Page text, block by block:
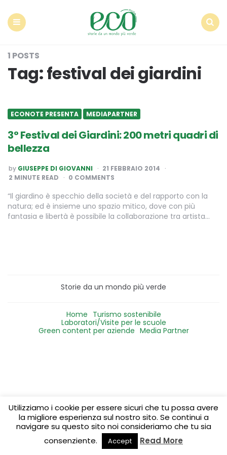
1 POSTS
Tag:festival dei giardini
ECONOTE PRESENTA MEDIAPARTNER
3° Festival dei Giardini: 200 metri quadri di
bellezza
POSTED
BY
by GIUSEPPE DI GIOVANNI
21 FEBBRAIO 2014
2 MINUTE READ 0 COMMENTS
“Il giardino è specchio della società e del rapporto con la
natura; ed è insieme uno spazio mitico, dove con più
fantasia e libertà è possibile la collaborazione tra artista…
Storie da un mondo più verde
Home Turismo sostenibile
Laboratori/Visite per le scuole
Green content per aziende Media Partner
Utilizziamo i cookie per essere sicuri che tu possa avere
la migliore esperienza sul nostro sito. Se continui a
navigare su questo sito noi consideriamo che tu sia
consenziente.
Accept Read More